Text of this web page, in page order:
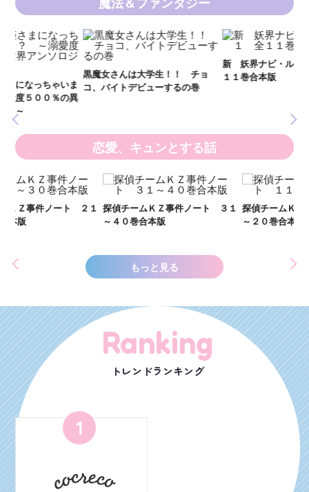
黒魔女さんは大学生！！ チョ
コ、バイトデビューするの巻
新 妖界ナビ・ルナ１～１１ 全
１１巻合本版
恋愛、キュンとする話
探偵チームＫＺ事件ノート ３１
～４０巻合本版
探偵チームＫＺ事件ノート １１
～２０巻合本版
もっと見る
Ranking
トレンドランキング
1